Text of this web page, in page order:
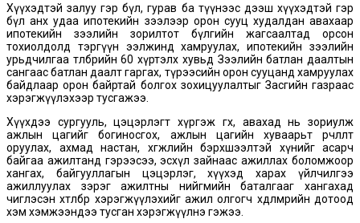
Хүүхэдтэй залуу гэр бүл, гурав ба түүнээс дээш хүүхэдтэй гэр
бүл анх удаа ипотекийн зээлээр орон сууц худалдан авахаар
ипотекийн зээлийн зорилтот бүлгийн жагсаалтад орсон
тохиолдолд тэргүүн ээлжинд хамруулах, ипотекийн зээлийн
урьдчилгаа төлбөрийн 60 хүртэлх хувьд Зээлийн батлан даалтын
сангаас батлан даалт гаргах, түрээсийн орон сууцанд хамруулах
байдлаар орон байртай болгох зохицуулалтыг Засгийн газраас
хэрэгжүүлэхээр тусгажээ.
Хүүхдээ сургууль, цэцэрлэгт хүргэж өгөх, авахад нь зориулж
ажлын цагийг богиносгох, ажлын цагийн хуваарьт өөрчлөлт
оруулах, ахмад настан, хөгжлийн бэрхшээлтэй хүнийг асарч
байгаа ажилтанд гэрээсээ, эсхүл зайнаас ажиллах боломжоор
хангах, байгууллагын цэцэрлэг, хүүхэд харах үйлчилгээ
ажиллуулах зэрэг ажилтны нийгмийн баталгааг хангахад
чиглэсэн хөтөлбөр хэрэгжүүлэхийг ажил олгогч хөдөлмөрийн дотоод
хэм хэмжээндээ тусган хэрэгжүүлнэ гэжээ.